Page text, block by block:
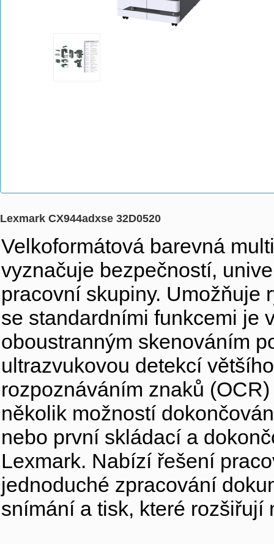
Lexmark CX944adxse 32D0520
Velkoformátová barevná
vyznačuje bezpečností,
pracovní skupiny. Umožňuje
se standardními funkcemi je
oboustranným skenováním
ultrazvukovou detekcí
rozpoznáváním znaků
několik možností
nebo první skládací a
Lexmark. Nabízí řešení
jednoduché zpracování
snímání a tisk, které